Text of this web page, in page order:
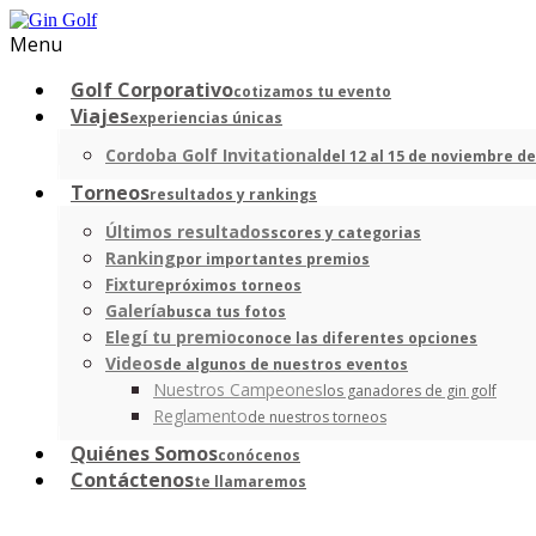
Menu
Golf Corporativocotizamos tu evento
Viajesexperiencias únicas
Cordoba Golf Invitationaldel 12 al 15 de noviembre
Torneosresultados y rankings
Últimos resultadosscores y categorias
Rankingpor importantes premios
Fixturepróximos torneos
Galeríabusca tus fotos
Elegí tu premioconoce las diferentes opciones
Videosde algunos de nuestros eventos
Nuestros Campeoneslos ganadores de gin golf
Reglamentode nuestros torneos
Quiénes Somosconócenos
Contáctenoste llamaremos